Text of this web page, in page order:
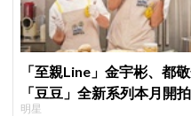
「至親Line」金宇彬、都
「豆豆」全新系列本月開拍
明星